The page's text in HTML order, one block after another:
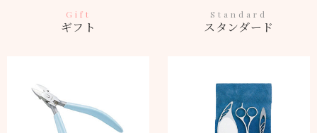
Gift
ギフト
Standard
スタンダード